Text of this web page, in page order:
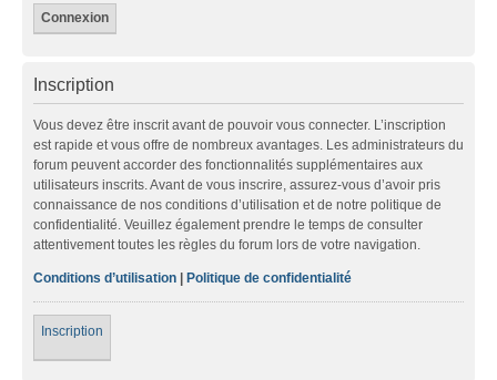
Inscription
Vous devez être inscrit avant de pouvoir vous connecter. L’inscription
est rapide et vous offre de nombreux avantages. Les administrateurs du
forum peuvent accorder des fonctionnalités supplémentaires aux
utilisateurs inscrits. Avant de vous inscrire, assurez-vous d’avoir pris
connaissance de nos conditions d’utilisation et de notre politique de
confidentialité. Veuillez également prendre le temps de consulter
attentivement toutes les règles du forum lors de votre navigation.
Conditions d’utilisation | Politique de confidentialité
Inscription